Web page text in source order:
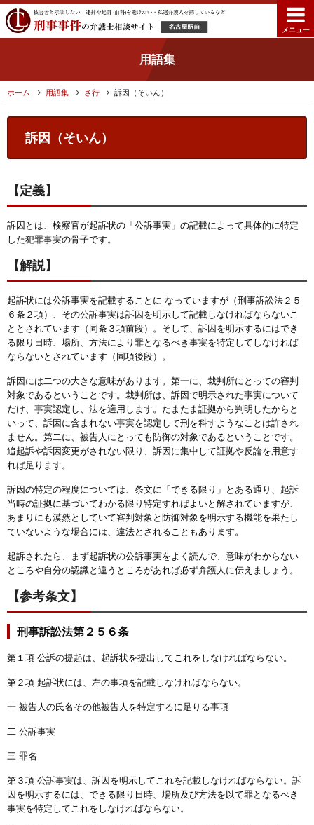
メニュー
用語集
ホーム 用語集 さ行 訴因（そいん）
訴因（そいん）
【定義】
訴因とは、検察官が起訴状の「公訴事実」の記載によって具体的に特定
した犯罪事実の骨子です。
【解説】
起訴状には公訴事実を記載することに なっていますが（刑事訴訟法２５
６条２項）、その公訴事実は訴因を明示して記載しなければならないこ
ととされています（同条３項前段）。そして、訴因を明示するにはでき
る限り日時、場所、方法により罪となるべき事実を特定してしなければ
ならないとされています（同項後段）。
訴因には二つの大きな意味があります。第一に、裁判所にとっての審判
対象であるということです。裁判所は、訴因で明示された事実について
だけ、事実認定し、法を適用します。たまたま証拠から判明したからと
いって、訴因に含まれない事実を認定して刑を科すようなことは許され
ません。第二に、被告人にとっても防御の対象であるということです。
追起訴や訴因変更がされない限り、訴因に集中して証拠や反論を用意す
れば足ります。
訴因の特定の程度については、条文に「できる限り」とある通り、起訴
当時の証拠に基づいてわかる限り特定すればよいと解されていますが、
あまりにも漠然としていて審判対象と防御対象を明示する機能を果たし
ていないような場合には、違法とされることもあります。
起訴されたら、まず起訴状の公訴事実をよく読んで、意味がわからない
ところや自分の認識と違うところがあれば必ず弁護人に伝えましょう。
【参考条文】
刑事訴訟法第２５６条
第１項 公訴の提起は、起訴状を提出してこれをしなければならない。
第２項 起訴状には、左の事項を記載しなければならない。
一 被告人の氏名その他被告人を特定するに足りる事項
二 公訴事実
三 罪名
第３項 公訴事実は、訴因を明示してこれを記載しなければならない。訴
因を明示するには、できる限り日時、場所及び方法を以て罪となるべき
事実を特定してこれをしなければならない。